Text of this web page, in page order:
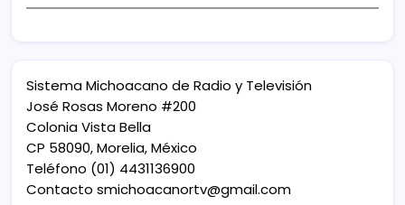
Sistema Michoacano de Radio y Televisión
José Rosas Moreno #200
Colonia Vista Bella
CP 58090, Morelia, México
Teléfono (01) 4431136900
Contacto smichoacanortv@gmail.com